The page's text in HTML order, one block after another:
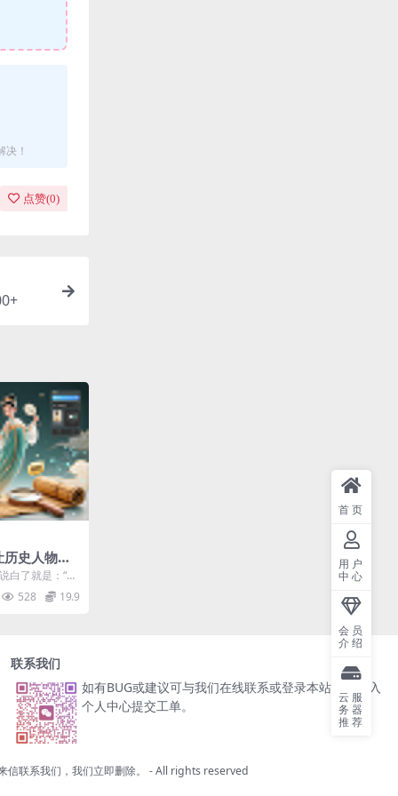
！
点赞(0)
历史人物
，小白也能
道)
白了就是：“一
电影感的历
528 19.9
联系我们
如有BUG或建议可与我们在线联系或登录本站账号进入
个人中心提交工单。
联系我们，我们立即删除。 - All rights reserved
首页
用户
中心
会员
介绍
云服
务器
推荐